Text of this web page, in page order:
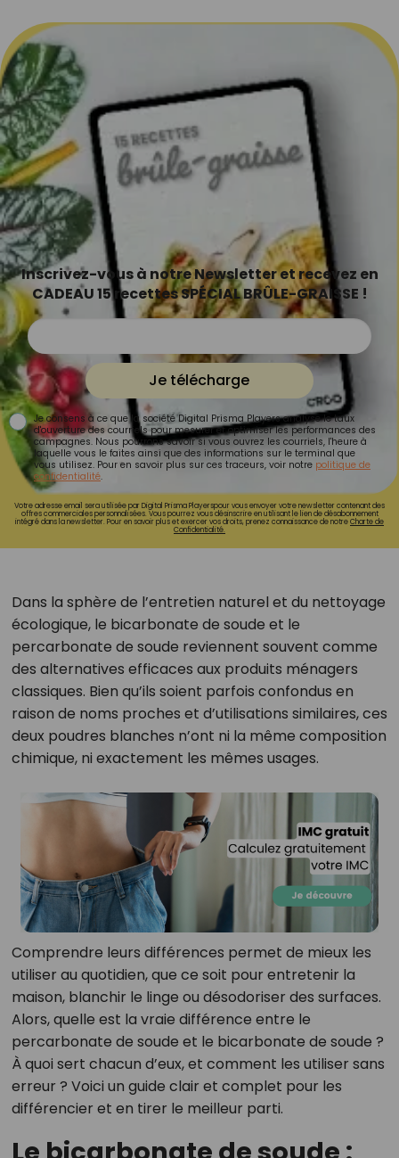
Inscrivez-vous à notre Newsletter et recevez en
CADEAU 15 recettes SPÉCIAL BRÛLE-GRAISSE !
Je télécharge
Je consens à ce que la société Digital Prisma Players analyse le taux
d'ouverture des courriels pour mesurer et optimiser les performances des
campagnes. Nous pourrons savoir si vous ouvrez les courriels, l'heure à
laquelle vous le faites ainsi que des informations sur le terminal que
vous utilisez. Pour en savoir plus sur ces traceurs, voir notre politique de
confidentialité.
Votre adresse email sera utilisée par Digital Prisma Playerspour vous envoyer votre newsletter contenant des
offres commerciales personnalisées. Vous pourrez vous désinscrire en utilisant le lien de désabonnement
intégré dans la newsletter. Pour en savoir plus et exercer vos droits, prenez connaissance de notreCharte de
Confidentialité.
Dans la sphère de l’entretien naturel et du nettoyage
écologique, le bicarbonate de soude et le
percarbonate de soude reviennent souvent comme
des alternatives efficaces aux produits ménagers
classiques. Bien qu’ils soient parfois confondus en
raison de noms proches et d’utilisations similaires, ces
deux poudres blanches n’ont ni la même composition
chimique, ni exactement les mêmes usages.
Comprendre leurs différences permet de mieux les
utiliser au quotidien, que ce soit pour entretenir la
maison, blanchir le linge ou désodoriser des surfaces.
Alors, quelle est la vraie différence entre le
percarbonate de soude et le bicarbonate de soude ?
À quoi sert chacun d’eux, et comment les utiliser sans
erreur ? Voici un guide clair et complet pour les
différencier et en tirer le meilleur parti.